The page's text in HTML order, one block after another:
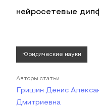
нейросетевые
Юридические науки
Авторы статьи
Гришин Денис
Дмитриевна